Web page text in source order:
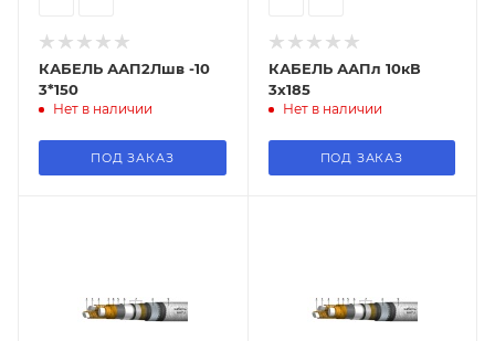
КАБЕЛЬ ААП2Лшв -10
3*150
Нет в наличии
ПОД ЗАКАЗ
КАБЕЛЬ ААПл 10кВ
3х185
Нет в наличии
ПОД ЗАКАЗ